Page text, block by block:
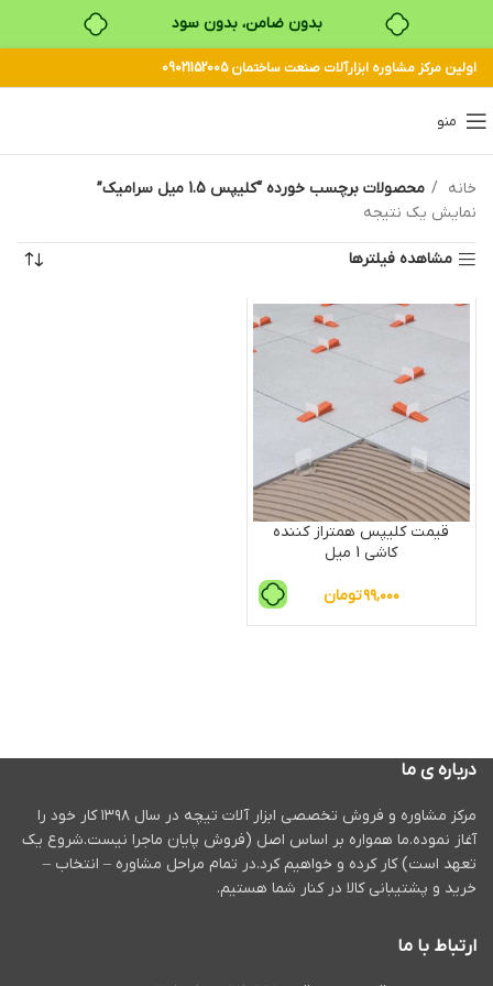
بدون ضامن، بدون سود
خرید قسطی با ترب‌پی
اولین مرکز مشاوره ابزارآلات صنعت ساختمان 09021152005
منو
خانه
محصولات برچسب خورده “کلیپس 1.5 میل سرامیک”
نمایش یک نتیجه
مشاهده فیلترها
قیمت کلیپس همتراز کننده
کاشی 1 میل
۹۹,۰۰۰تومان
درباره ی ما
مرکز مشاوره و فروش تخصصی ابزار آلات تیچه در سال ۱۳۹۸ کار خود را
آغاز نموده.ما همواره بر اساس اصل (فروش پایان ماجرا نیست.شروع یک
تعهد است) کار کرده و خواهیم کرد.در تمام مراحل مشاوره – انتخاب –
خرید و پشتیبانی کالا در کنار شما هستیم.
ارتباط با ما